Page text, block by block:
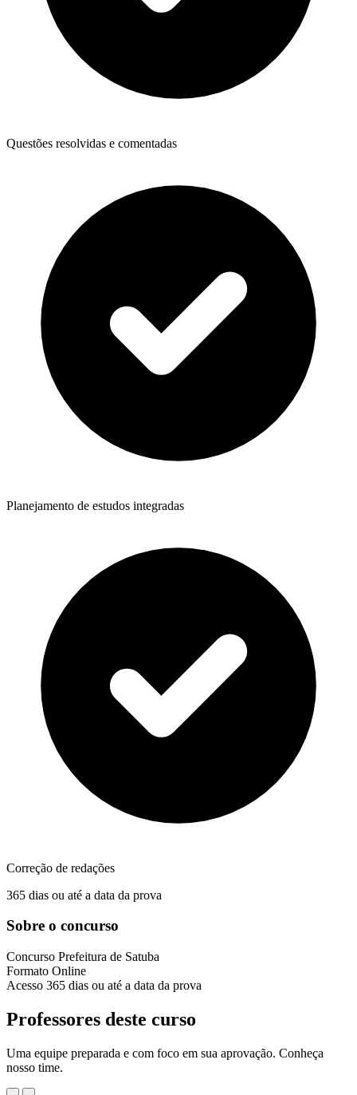
Questões resolvidas e comentadas
Planejamento de estudos integradas
Correção de redações
365 dias ou até a data da prova
Sobre o concurso
Concurso Prefeitura de Satuba
Formato Online
Acesso 365 dias ou até a data da prova
Professores deste curso
Uma equipe preparada e com foco em sua aprovação. Conheça
nosso time.